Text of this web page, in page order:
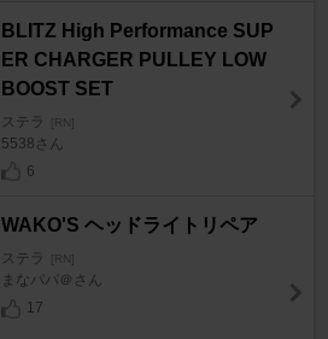
BLITZ High Performance SUP
ER CHARGER PULLEY LOW
BOOST SET
ステラ [RN]
5538さん
6
WAKO'S ヘッドライトリペア
ステラ [RN]
まなパパ＠さん
17